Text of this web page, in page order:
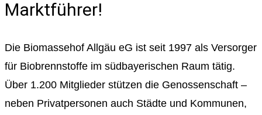
Marktführer!
Die Biomassehof Allgäu eG ist seit 1997 als Versorger
für Biobrennstoffe im südbayerischen Raum tätig.
Über 1.200 Mitglieder stützen die Genossenschaft –
neben Privatpersonen auch Städte und Kommunen,